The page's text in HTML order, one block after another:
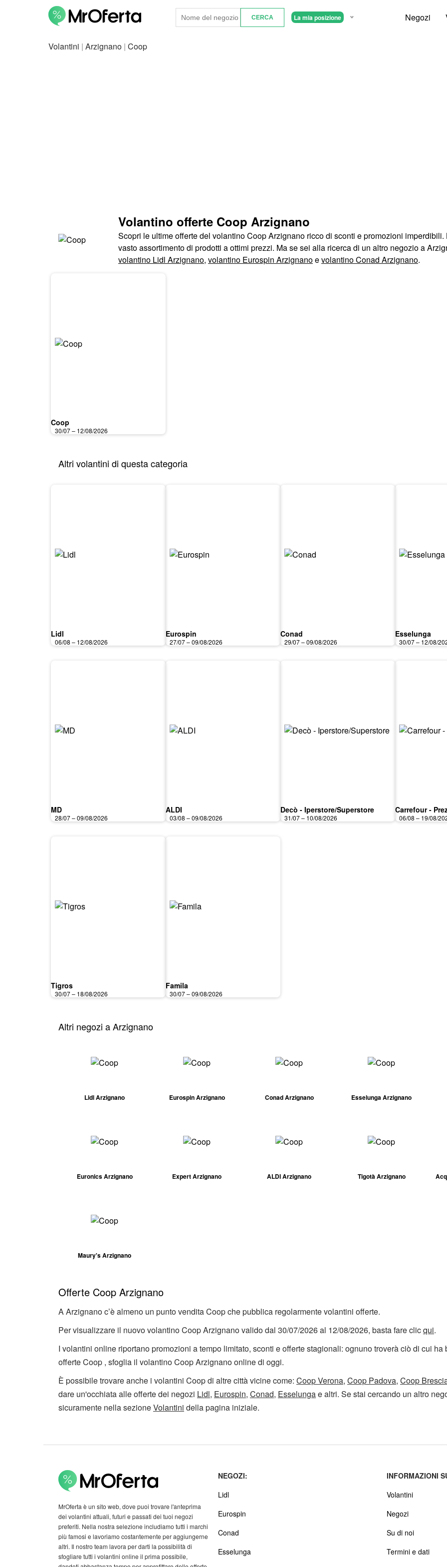
La mia posizione Negozi
Volantini | Arzignano | Coop
Volantino offerte Coop Arzignano
Scopri le ultime offerte del volantino Coop Arzignano ricco di sconti e promozioni
vasto assortimento di prodotti a ottimi prezzi. Ma se sei alla ricerca di un altro negozio a
volantino Lidl Arzignano, volantino Eurospin Arzignanoevolantino Conad Arzignano.
Coop
30/07 – 12/08/2026
Altri volantini di questa categoria
Lidl
06/08 – 12/08/2026
Eurospin
27/07 – 09/08/2026
Conad
29/07 – 09/08/2026
Esselunga
30/07 – 12/08/
MD
28/07 – 09/08/2026
ALDI
03/08 – 09/08/2026
Decò - Iperstore/Superstore
31/07 – 10/08/2026
Carrefour -
06/08 – 19/08/
Tigros
30/07 – 18/08/2026
Famila
30/07 – 09/08/2026
Altri negozi a Arzignano
Lidl Arzignano Eurospin Arzignano Conad Arzignano Esselunga Arzignano
Euronics Arzignano Expert Arzignano ALDI Arzignano Tigotà Arzignano
Maury's Arzignano
Offerte Coop Arzignano
A Arzignano c’è almeno un punto vendita Coop che pubblica regolarmente volantini offerte.
Per visualizzare il nuovo volantino Coop Arzignano valido dal 30/07/2026 al 12/08/2026, basta fare clicqui.
I volantini online riportano promozioni a tempo limitato, sconti e offerte stagionali: ognuno troverà ciò di cui
offerte Coop , sfoglia il volantino Coop Arzignano online di oggi.
È possibile trovare anche i volantini Coop di altre città vicine come: Coop Verona, Coop Padova, Coop
dare un'occhiata alle offerte dei negozi Lidl, Eurospin, Conad, Esselungae altri. Se stai cercando un altro
sicuramente nella sezioneVolantini della pagina iniziale.
MrOferta è un sito web, dove puoi trovare l'anteprima
dei volantini attuali, futuri e passati dei tuoi negozi
preferiti. Nella nostra selezione includiamo tutti i marchi
più famosi e lavoriamo costantemente per aggiungerne
altri. Il nostro team lavora per darti la possibilità di
sfogliare tutti i volantini online il prima possibile,
NEGOZI:
Lidl
Eurospin
Conad
Esselunga
INFORMAZIONI
Volantini
Negozi
Su di noi
Termini e dati